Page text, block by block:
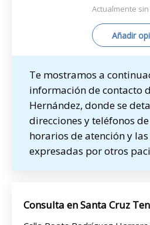
Actualmente
Añadir
Te mostramos a
información de contacto
Hernández, donde se
direcciones y teléfonos
horarios de atención y
expresadas por otros
Consulta en Santa Cruz